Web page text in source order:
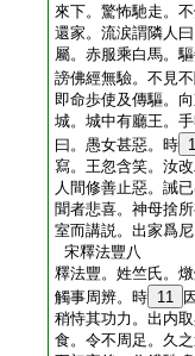
來下。驚怖馳走。
還家。流涙謂隣人
屬。赤服乘白馬。
謗佛經無驗。不見
即命歩使及傳驅。
城。城中有廳王。
曰。愚女甚惡。時
寫。王忽含笑。汝
人間修善止惡。誡
聞者悲喜。神母捨
室而講説。出家爲
宋釋法豐八
釋法豐。姓竺氏。
觸事周辨。時 11
稍恃其功力。出内
食。令不周足。久